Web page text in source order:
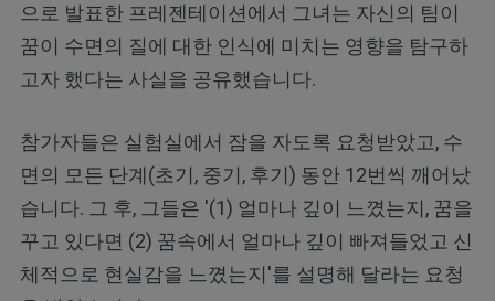
으로 발표한 프레젠테이션에서 그녀는 자신의 팀이
꿈이 수면의 질에 대한 인식에 미치는 영향을 탐구하
고자 했다는 사실을 공유했습니다.
참가자들은 실험실에서 잠을 자도록 요청받았고, 수
면의 모든 단계(초기, 중기, 후기) 동안 12번씩 깨어났
습니다. 그 후, 그들은 '(1) 얼마나 깊이 느꼈는지, 꿈을
꾸고 있다면 (2) 꿈속에서 얼마나 깊이 빠져들었고 신
체적으로 현실감을 느꼈는지'를 설명해 달라는 요청